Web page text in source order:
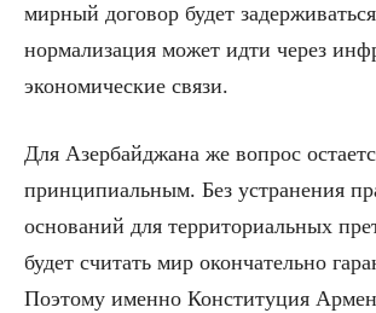
мирный договор будет
нормализация может идти через
экономические связи.
Для Азербайджана же вопрос
принципиальным. Без устранения
оснований для территориальных
будет считать мир окончательно
Поэтому именно Конституция